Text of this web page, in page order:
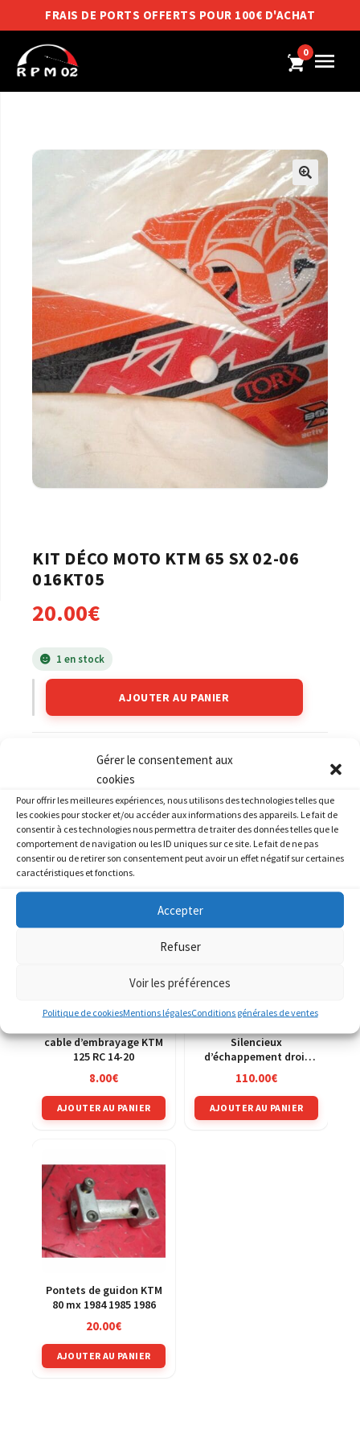
Gérer le consentement aux
cookies
Pour offrir les meilleures expériences, nous utilisons des technologies telles que
les cookies pour stocker et/ou accéder aux informations des appareils. Le fait de
consentir à ces technologies nous permettra de traiter des données telles que le
comportement de navigation ou les ID uniques sur ce site. Le fait de ne pas
consentir ou de retirer son consentement peut avoir un effet négatif sur certaines
caractéristiques et fonctions.
Accepter
Refuser
Voir les préférences
Politique de cookiesMentions légalesConditions générales de ventes
FRAIS DE PORTS OFFERTS POUR 100€ D'ACHAT
0
KIT DÉCO MOTO KTM 65 SX 02-06
016KT05
20.00€
1 en stock
AJOUTER AU PANIER
Kit déco KTM
PRODUITS SIMILAIRES
cable d’embrayage KTM
125 RC 14-20
8.00€
AJOUTER AU PANIER
Silencieux
d’échappement droit
KTM 640 Duke 96-05
110.00€
AJOUTER AU PANIER
Pontets de guidon KTM
80 mx 1984 1985 1986
20.00€
AJOUTER AU PANIER